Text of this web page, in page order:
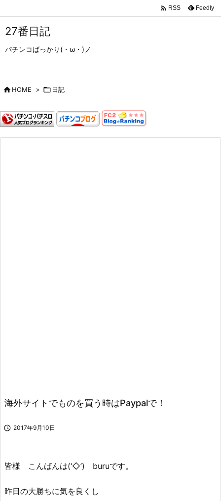
 RSS Feedly
27番日記
パチンコばっかり(・ω・)ノ
HOME >  日記
海外サイトでものを買う時はPaypalで！
 2017年9月10日
皆様 こんばんは(‘◇’)ゞburuです。
昨日の大勝ちに気を良くし